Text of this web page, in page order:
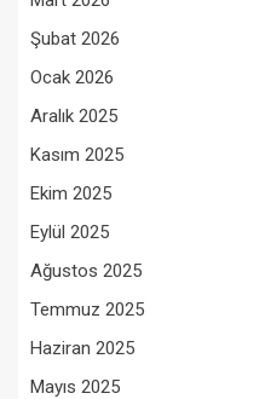
Şubat 2026
Ocak 2026
Aralık 2025
Kasım 2025
Ekim 2025
Eylül 2025
Ağustos 2025
Temmuz 2025
Haziran 2025
Mayıs 2025